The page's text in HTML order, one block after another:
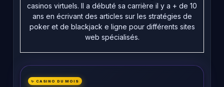
casinos virtuels. Il a débuté sa carrière il y a + de 10
ans en écrivant des articles sur les stratégies de
poker et de blackjack e ligne pour différents sites
web spécialisés.
✨ CASINO DU MOIS